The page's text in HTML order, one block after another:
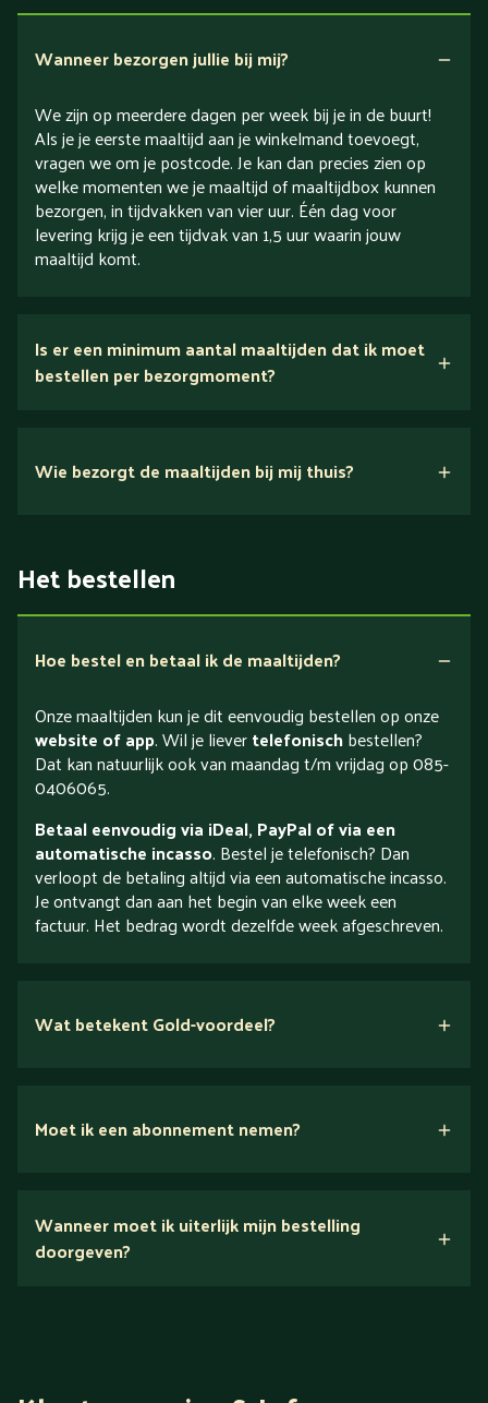
Verlaagd in zout
Wanneer bezorgen jullie bij mij?
We zijn op meerdere dagen per week bij je in de buurt!
Als je je eerste maaltijd aan je winkelmand toevoegt,
vragen we om je postcode. Je kan dan precies zien op
welke momenten we je maaltijd of maaltijdbox kunnen
bezorgen, in tijdvakken van vier uur. Één dag voor
levering krijg je een tijdvak van 1,5 uur waarin jouw
maaltijd komt.
Is er een minimum aantal maaltijden dat ik moet
bestellen per bezorgmoment?
Wie bezorgt de maaltijden bij mij thuis?
Het bestellen
Hoe bestel en betaal ik de maaltijden?
Onze maaltijden kun je dit eenvoudig bestellen op onze
website of app. Wil je lievertelefonischbestellen?
Dat kan natuurlijk ook van maandag t/m vrijdag op 085-
0406065.
Betaal eenvoudig via iDeal, PayPal of via een
automatische incasso. Bestel je telefonisch? Dan
verloopt de betaling altijd via een automatische incasso.
Je ontvangt dan aan het begin van elke week een
factuur. Het bedrag wordt dezelfde week afgeschreven.
Wat betekent Gold-voordeel?
Ontdek alles over Gold
Moet ik een abonnement nemen?
Wanneer moet ik uiterlijk mijn bestelling
doorgeven?